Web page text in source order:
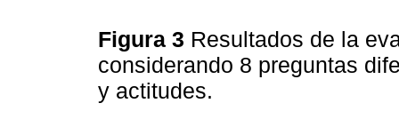
Figura 3 Resultados de la
considerando 8 preguntas
y actitudes.